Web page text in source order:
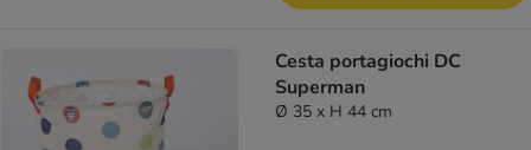
Cesta portagiochi DC
Superman
Ø 35 x H 44 cm